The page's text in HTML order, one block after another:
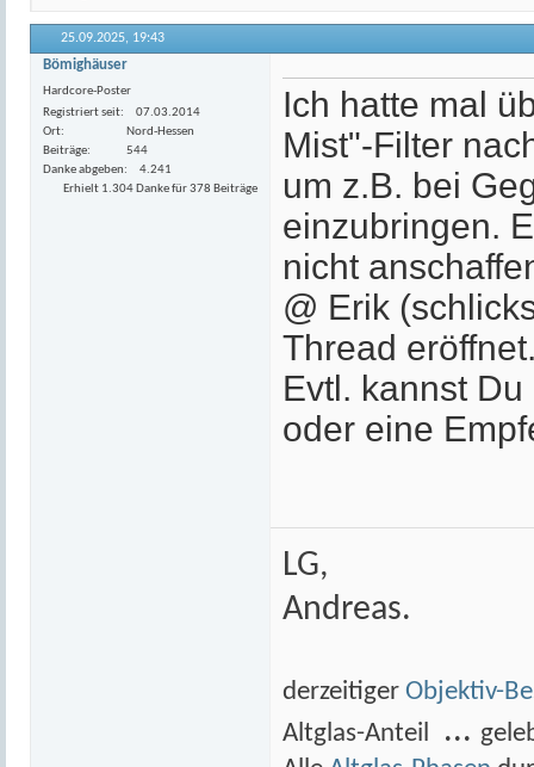
25.09.2025, 19:43
Bömighäuser
Hardcore-Poster
Registriert seit
07.03.2014
Ort
Nord-Hessen
Beiträge
544
Danke abgeben
4.241
Erhielt 1.304 Danke für 378 Beiträge
Ich hatte mal
Mist"-Filter
um z.B. bei
einzubringen.
nicht
@ Erik
Thread
Evtl. kannst
oder eine
LG,
Andreas.
derzeitiger Objektiv-
Altglas-Anteil
...